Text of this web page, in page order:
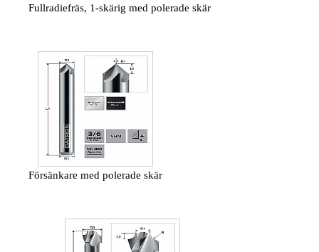
Fullradiefräs, 1-skärig med polerade skär
Försänkare med polerade skär